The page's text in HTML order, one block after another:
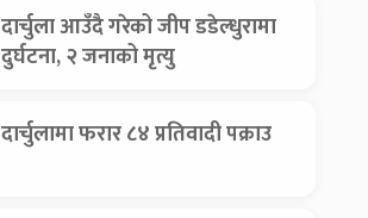
दार्चुला आउँदै गरेको जीप डडेल्धुरामा
दुर्घटना, २ जनाको मृत्यु
दार्चुलामा फरार ८४ प्रतिवादी पक्राउ